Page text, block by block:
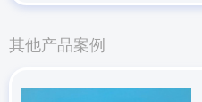
其他产品案例